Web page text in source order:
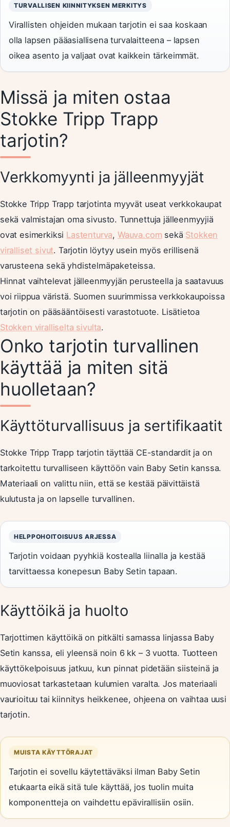
TURVALLISEN KIINNITYKSEN MERKITYS
Virallisten ohjeiden mukaan tarjotin ei saa koskaan
olla lapsen pääasiallisena turvalaitteena – lapsen
oikea asento ja valjaat ovat kaikkein tärkeimmät.
Missä ja miten ostaa
Stokke Tripp Trapp
tarjotin?
Verkkomyynti ja jälleenmyyjät
Stokke Tripp Trapp tarjotinta myyvät useat verkkokaupat
sekä valmistajan oma sivusto. Tunnettuja jälleenmyyjiä
ovat esimerkiksi Lastenturva, Wauva.com sekä Stokken
viralliset sivut. Tarjotin löytyy usein myös erillisenä
varusteena sekä yhdistelmäpaketeissa.
Hinnat vaihtelevat jälleenmyyjän perusteella ja saatavuus
voi riippua väristä. Suomen suurimmissa verkkokaupoissa
tarjotin on pääsääntöisesti varastotuote. Lisätietoa
Stokken viralliselta sivulta.
Onko tarjotin turvallinen
käyttää ja miten sitä
huolletaan?
Käyttöturvallisuus ja sertifikaatit
Stokke Tripp Trapp tarjotin täyttää CE-standardit ja on
tarkoitettu turvalliseen käyttöön vain Baby Setin kanssa.
Materiaali on valittu niin, että se kestää päivittäistä
kulutusta ja on lapselle turvallinen.
HELPPOHOITOISUUS ARJESSA
Tarjotin voidaan pyyhkiä kostealla liinalla ja kestää
tarvittaessa konepesun Baby Setin tapaan.
Käyttöikä ja huolto
Tarjottimen käyttöikä on pitkälti samassa linjassa Baby
Setin kanssa, eli yleensä noin 6 kk – 3 vuotta. Tuotteen
käyttökelpoisuus jatkuu, kun pinnat pidetään siisteinä ja
muoviosat tarkastetaan kulumien varalta. Jos materiaali
vaurioituu tai kiinnitys heikkenee, ohjeena on vaihtaa uusi
tarjotin.
MUISTA KÄYTTÖRAJAT
Tarjotin ei sovellu käytettäväksi ilman Baby Setin
etukaarta eikä sitä tule käyttää, jos tuolin muita
komponentteja on vaihdettu epävirallisiin osiin.